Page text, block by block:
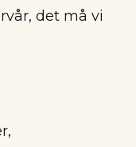
det må vi